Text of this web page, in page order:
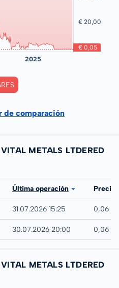
de comparación
METALS LTDERED
Última operación Precio
31.07.2026 15:25 0,06
30.07.2026 20:00 0,06
METALS LTDERED